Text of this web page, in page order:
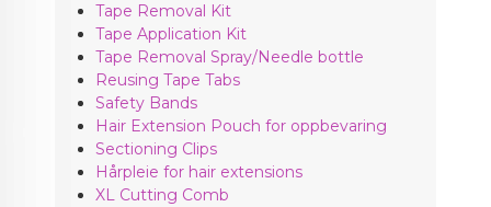
Tape Removal Kit
Tape Application Kit
Tape Removal Spray/Needle bottle
Reusing Tape Tabs
Safety Bands
Hair Extension Pouch for oppbevaring
Sectioning Clips
Hårpleie for hair extensions
XL Cutting Comb